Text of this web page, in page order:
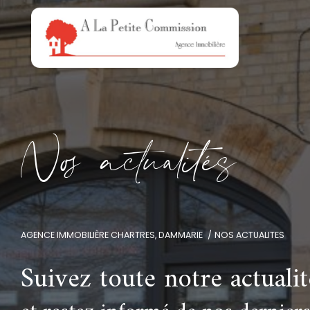
No actuaiés
AGENCE IMMOBILIÈRE CHARTRES, DAMMARIE NOS ACTUALITES
Suivez toute notre